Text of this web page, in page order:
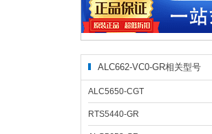
ALC662-VC0-GR相关型号
ALC5650-CGT
RTS5440-GR